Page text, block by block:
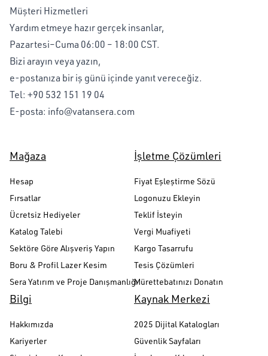
Müşteri Hizmetleri
Yardım etmeye hazır gerçek insanlar,
Pazartesi–Cuma 06:00 – 18:00 CST.
Bizi arayın veya yazın,
e-postanıza bir iş günü içinde yanıt vereceğiz.
Tel: +90 532 151 19 04
E-posta: info@vatansera.com
Mağaza
Hesap
Fırsatlar
Ücretsiz Hediyeler
Katalog Talebi
Sektöre Göre Alışveriş Yapın
Boru & Profil Lazer Kesim
Sera Yatırım ve Proje Danışmanlığı
İşletme Çözümleri
Fiyat Eşleştirme Sözü
Logonuzu Ekleyin
Teklif İsteyin
Vergi Muafiyeti
Kargo Tasarrufu
Tesis Çözümleri
Mürettebatınızı Donatın
Bilgi
Hakkımızda
Kariyerler
Kaynak Merkezi
2025 Dijital Katalogları
Güvenlik Sayfaları